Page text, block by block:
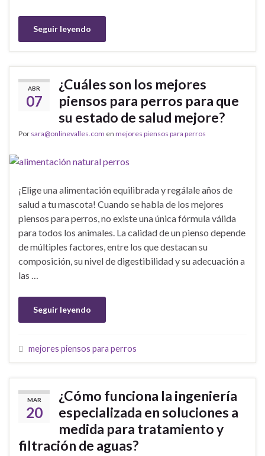
Seguir leyendo
ABR
07
¿Cuáles son los mejores
piensos para perros para que
su estado de salud mejore?
Por sara@onlinevalles.com en mejores piensos para perros
¡Elige una alimentación equilibrada y regálale años de
salud a tu mascota! Cuando se habla de los mejores
piensos para perros, no existe una única fórmula válida
para todos los animales. La calidad de un pienso depende
de múltiples factores, entre los que destacan su
composición, su nivel de digestibilidad y su adecuación a
las …
Seguir leyendo
mejores piensos para perros
MAR
20
¿Cómo funciona la ingeniería
especializada en soluciones a
medida para tratamiento y
filtración de aguas?